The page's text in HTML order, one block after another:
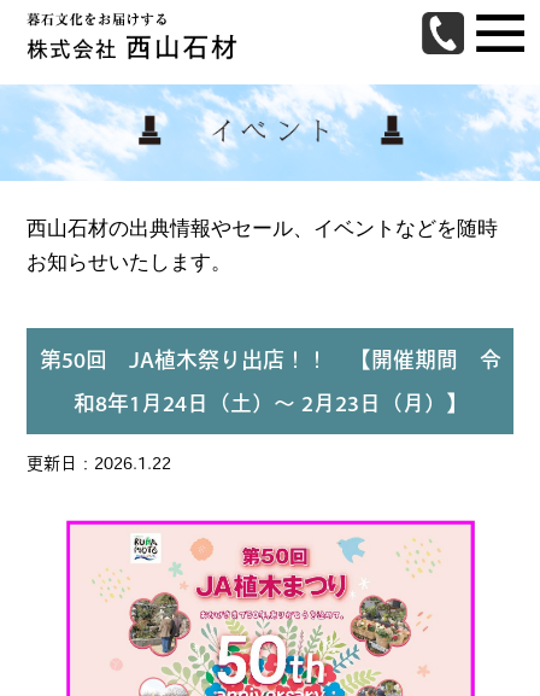
西山石材の出典情報やセール、イベントなどを随時
お知らせいたします。
第50回 JA植木祭り出店！！ 【開催期間 令
和8年1月24日（土）～ 2月23日（月）】
更新日：2026.1.22